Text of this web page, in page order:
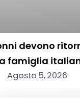
devono
famiglia
Agosto 5, 2026